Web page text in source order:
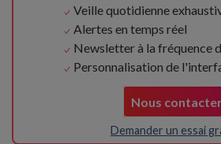
Veille quotidienne
Alertes en temps réel
Newsletter à la fréquence
Personnalisation de
Nous contacter
Demander un essai